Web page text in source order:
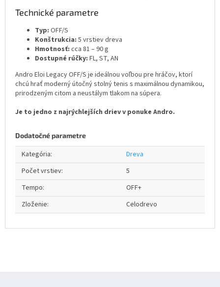
Technické parametre
Typ: OFF/S
Konštrukcia: 5 vrstiev dreva
Hmotnosť: cca 81 – 90 g
Dostupné rúčky: FL, ST, AN
Andro Eloi Legacy OFF/S je ideálnou voľbou pre hráčov, ktorí
chcú hrať moderný útočný stolný tenis s maximálnou dynamikou,
prirodzeným citom a neustálym tlakom na súpera.
Je to jedno z najrýchlejších driev v ponuke Andro.
Dodatočné parametre
Kategória:
Dreva
Počet vrstiev:
5
Tempo:
OFF+
Zloženie: Celodrevo